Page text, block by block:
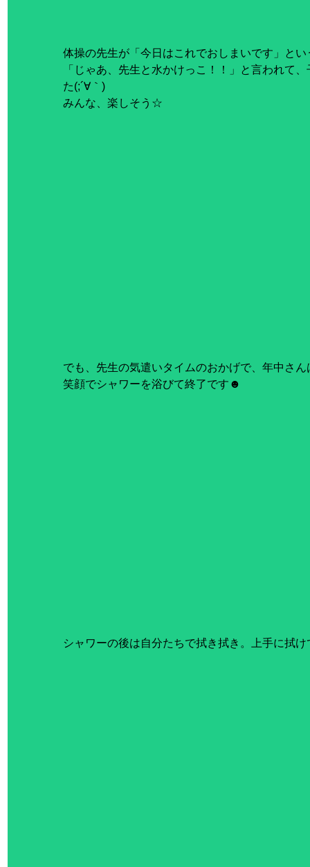
体操の先生が「今日はこれでおしまいです」と
「じゃあ、先生と水かけっこ！！」と言われて
た(;´∀｀)
みんな、楽しそう☆
でも、先生の気遣いタイムのおかげで、年中さ
笑顔でシャワーを浴びて終了です☻
シャワーの後は自分たちで拭き拭き。上手に拭